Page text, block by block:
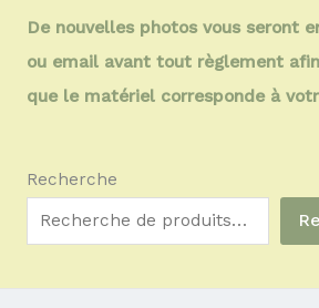
De nouvelles photos vous seront
ou email avant tout règlement
que le matériel corresponde à
Recherche